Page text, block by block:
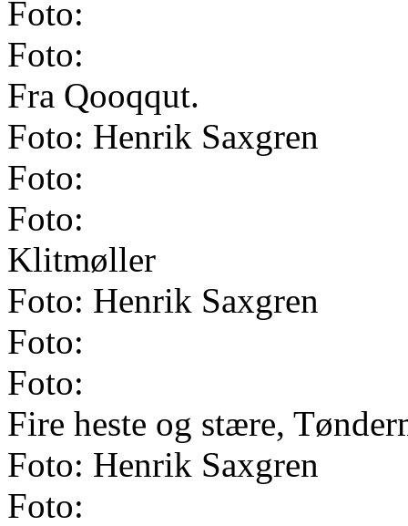
Foto:
Foto:
Fra Qooqqut.
Foto: Henrik Saxgren
Foto:
Foto:
Klitmøller
Foto: Henrik Saxgren
Foto:
Foto:
Fire heste og stære,
Foto: Henrik Saxgren
Foto: